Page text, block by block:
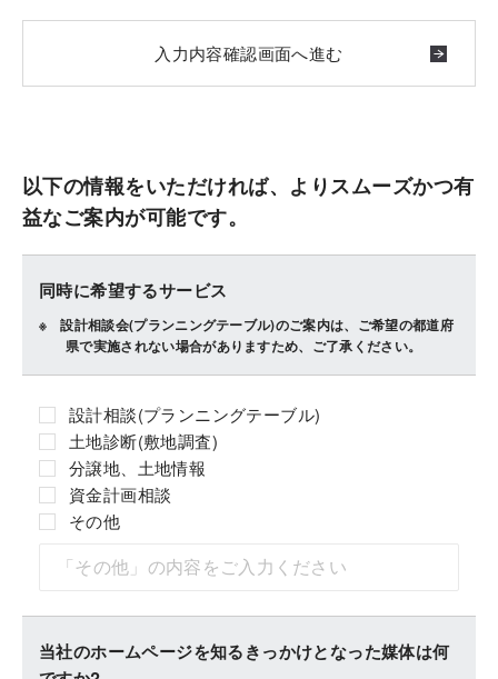
以下の情報をいただければ、よりスムーズかつ有
益なご案内が可能です。
同時に希望するサービス
設計相談会(プランニングテーブル)のご案内は、ご希望の都道府
県で実施されない場合がありますため、ご了承ください。
設計相談(プランニングテーブル)
土地診断(敷地調査)
分譲地、土地情報
資金計画相談
その他
当社のホームページを知るきっかけとなった媒体は何